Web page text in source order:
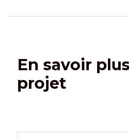
En savoir
projet